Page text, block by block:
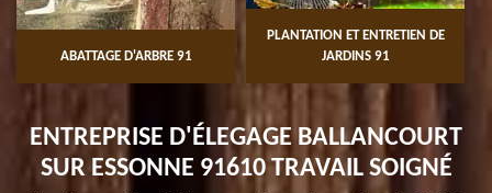
ABATTAGE D'ARBRE 91
PLANTATION ET ENTRETIEN DE
JARDINS 91
ENTREPRISE D'ÉLEGAGE BALLANCOURT
SUR ESSONNE 91610 TRAVAIL SOIGNÉ